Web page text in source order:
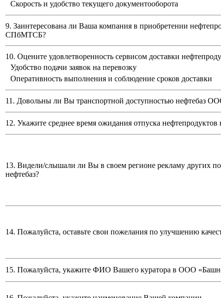
Скорость и удобство текущего документооборота
9. Заинтересована ли Ваша компания в приобретении
СПбМТСБ?
10. Оцените удовлетворенность сервисом доставки
Удобство подачи заявок на перевозку
Оперативность выполнения и соблюдение сроков доставки
11. Довольны ли Вы транспортной доступностью нефтебаз
12. Укажите среднее время ожидания отпуска нефтепродуктов
13. Видели/слышали ли Вы в своем регионе рекламу других
нефтебаз?
14. Пожалуйста, оставьте свои пожелания по улучшению
15. Пожалуйста, укажите ФИО Вашего куратора в ООО